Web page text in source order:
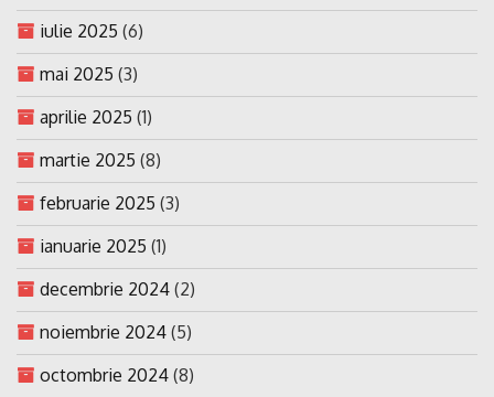
iulie 2025 (6)
mai 2025 (3)
aprilie 2025 (1)
martie 2025 (8)
februarie 2025 (3)
ianuarie 2025 (1)
decembrie 2024 (2)
noiembrie 2024 (5)
octombrie 2024 (8)